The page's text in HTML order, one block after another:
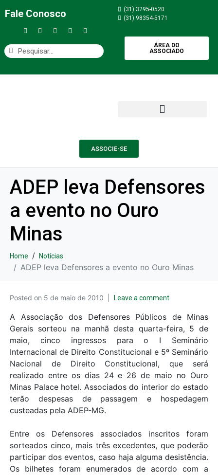
Fale Conosco
(31) 3295-0520
(31) 98354-5171
ÁREA DO
ASSOCIADO
ASSOCIE-SE
ADEP leva Defensores
a evento no Ouro
Minas
Home Notícias
ADEP leva Defensores a evento no Ouro Minas
Posted on 5 de maio de 2010 Leave a comment
A Associação dos Defensores Públicos de Minas
Gerais sorteou na manhã desta quarta-feira, 5 de
maio, cinco ingressos para o I Seminário
Internacional de Direito Constitucional e 5º Seminário
Nacional de Direito Constitucional, que será
realizado entre os dias 24 e 26 de maio no Ouro
Minas Palace hotel. Associados do interior do estado
terão despesas de passagem e hospedagem
custeadas pela ADEP-MG.
Entre os Defensores associados inscritos foram
sorteados cinco, mais três excedentes, que poderão
participar dos eventos, caso haja alguma desistência.
Os bilhetes foram enumerados de acordo com a